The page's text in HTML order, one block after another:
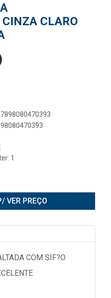
CLARO
1
VER PREÇO
COM SIF?O